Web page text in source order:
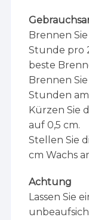
Brennen
Stunde pro
beste
Brennen
Stunden
Kürzen Sie
auf 0,5 cm.
Stellen Sie
cm Wachs
Achtung
Lassen Sie